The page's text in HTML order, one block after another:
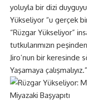
yoluyla bir dizi
Yükseliyor “u gerçek
“Rüzgar Yükseliyor”
tutkularımızın
Jiro’nun bir keresinde
Yaşamaya çalışmalıyız.”